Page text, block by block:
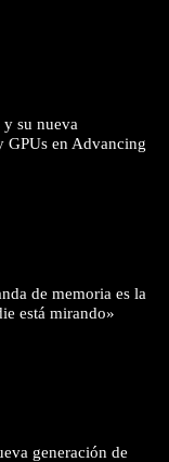
su nueva
GPUs en Advancing
de memoria es la
está mirando»
generación de